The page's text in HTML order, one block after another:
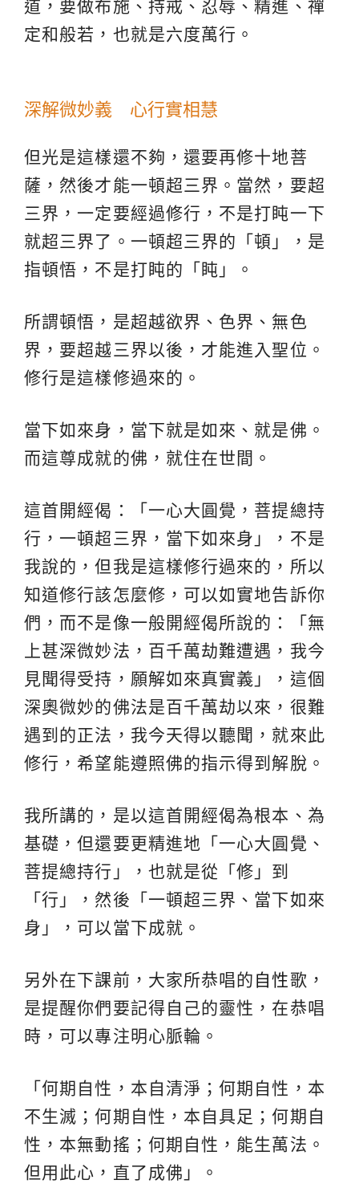
道，要做布施、持戒、忍辱、精進、禪
定和般若，也就是六度萬行。
深解微妙義 心行實相慧
但光是這樣還不夠，還要再修十地菩
薩，然後才能一頓超三界。當然，要超
三界，一定要經過修行，不是打盹一下
就超三界了。一頓超三界的「頓」，是
指頓悟，不是打盹的「盹」。
所謂頓悟，是超越欲界、色界、無色
界，要超越三界以後，才能進入聖位。
修行是這樣修過來的。
當下如來身，當下就是如來、就是佛。
而這尊成就的佛，就住在世間。
這首開經偈：「一心大圓覺，菩提總持
行，一頓超三界，當下如來身」，不是
我說的，但我是這樣修行過來的，所以
知道修行該怎麼修，可以如實地告訴你
們，而不是像一般開經偈所說的：「無
上甚深微妙法，百千萬劫難遭遇，我今
見聞得受持，願解如來真實義」，這個
深奧微妙的佛法是百千萬劫以來，很難
遇到的正法，我今天得以聽聞，就來此
修行，希望能遵照佛的指示得到解脫。
我所講的，是以這首開經偈為根本、為
基礎，但還要更精進地「一心大圓覺、
菩提總持行」，也就是從「修」到
「行」，然後「一頓超三界、當下如來
身」，可以當下成就。
另外在下課前，大家所恭唱的 自性歌，
是提醒你們要記得自己的靈性，在恭唱
時，可以專注明心脈輪。
「何期自性，本自清淨；何期自性，本
不生滅；何期自性，本自具足；何期自
性，本無動搖；何期自性，能生萬法。
但用此心，直了成佛」。